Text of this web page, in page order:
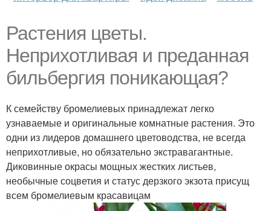
Растения цветы.
Неприхотливая и преданная
бильбергия поникающая?
К семейству бромелиевых принадлежат легко
узнаваемые и оригинальные комнатные растения. Это
одни из лидеров домашнего цветоводства, не всегда
неприхотливые, но обязательно экстравагантные.
Диковинные окрасы мощных жестких листьев,
необычные соцветия и статус дерзкого экзота присущ
всем бромелиевым красавицам